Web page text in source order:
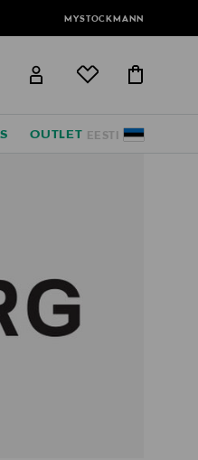
MYSTOCKMANN
label.header.go
EESTI
OUTLET